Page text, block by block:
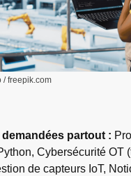
/ freepik.com
partout :
Cybersécurité OT
de capteurs IoT,